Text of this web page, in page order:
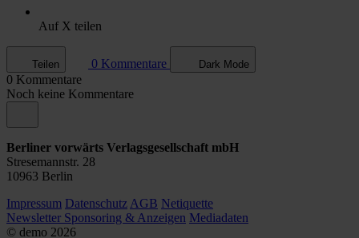
Auf X teilen
Teilen 0 Kommentare Dark Mode
0 Kommentare
Noch keine Kommentare
Berliner vorwärts Verlagsgesellschaft mbH
Stresemannstr. 28
10963 Berlin
Impressum Datenschutz AGB Netiquette
Newsletter Sponsoring & Anzeigen Mediadaten
© demo 2026